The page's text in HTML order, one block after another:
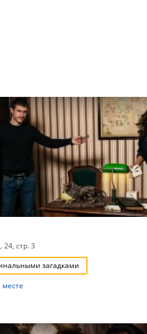
24, стр. 3
загадками